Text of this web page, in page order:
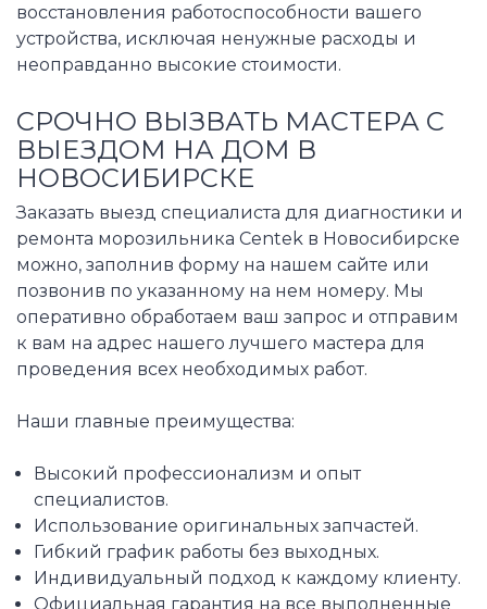
восстановления работоспособности вашего
устройства, исключая ненужные расходы и
неоправданно высокие стоимости.
СРОЧНО ВЫЗВАТЬ МАСТЕРА С
ВЫЕЗДОМ НА ДОМ В
НОВОСИБИРСКЕ
Заказать выезд специалиста для диагностики и
ремонта морозильника Centek в Новосибирске
можно, заполнив форму на нашем сайте или
позвонив по указанному на нем номеру. Мы
оперативно обработаем ваш запрос и отправим
к вам на адрес нашего лучшего мастера для
проведения всех необходимых работ.
Наши главные преимущества:
Высокий профессионализм и опыт
специалистов.
Использование оригинальных запчастей.
Гибкий график работы без выходных.
Индивидуальный подход к каждому клиенту.
Официальная гарантия на все выполненные